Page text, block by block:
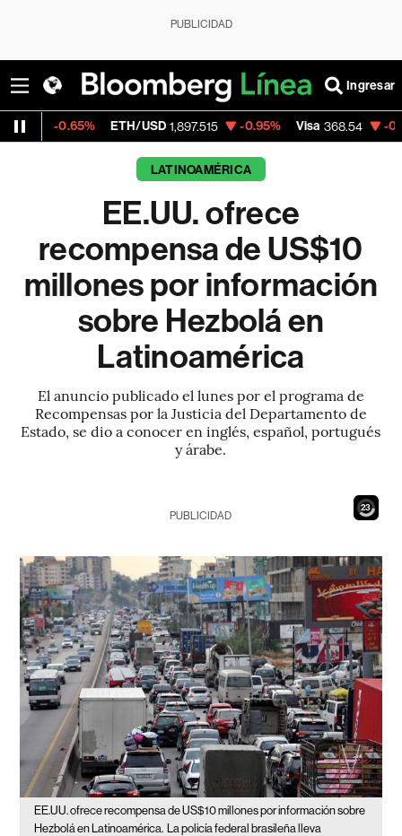
PUBLICIDAD
Ingresar
ETH/USD 1,897.515 -0.95% Visa 368.54 -0.28%
LATINOAMÉRICA
EE.UU. ofrece
recompensa de US$10
millones por información
sobre Hezbolá en
Latinoamérica
El anuncio publicado el lunes por el programa de
Recompensas por la Justicia del Departamento de
Estado, se dio a conocer en inglés, español, portugués
y árabe.
21
PUBLICIDAD
EE.UU. ofrece recompensa de US$10 millones por información sobre
Hezbolá en Latinoamérica.
La policía federal brasileña lleva